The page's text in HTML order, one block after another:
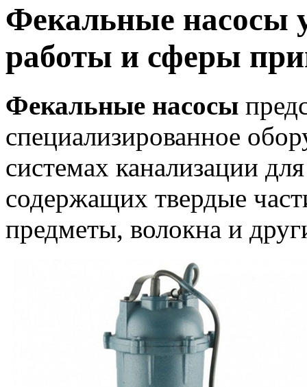
Фекальные насосы
работы и сферы
Фекальные насосы
специализированное
системах канализации
содержащих твердые
предметы, волокна и